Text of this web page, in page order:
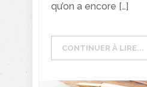
qu’on a encore […]
CONTINUER À LIRE...